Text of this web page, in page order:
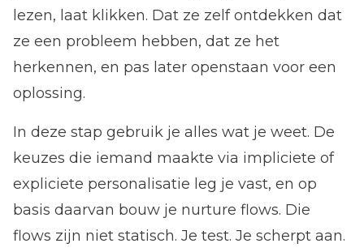
lezen, laat klikken. Dat ze zelf ontdekken dat
ze een probleem hebben, dat ze het
herkennen, en pas later openstaan voor een
oplossing.
In deze stap gebruik je alles wat je weet. De
keuzes die iemand maakte via impliciete of
expliciete personalisatie leg je vast, en op
basis daarvan bouw je nurture flows. Die
flows zijn niet statisch. Je test. Je scherpt aan.